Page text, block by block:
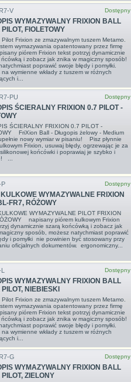
Dostępny
V
WYMAZYWALNY FRIXION BALL
FIOLETOWY
Pilot Frixion ze zmazywalnym tuszem Metamo.
wymazywania opatentowany przez firmę
piórem Frixion tekst potrzyj dynamicznie
i zobacz jak znika w magiczny sposób!
poprawić swoje błędy i pomyłki.
na wymienne wkłady z tuszem w różnych
i...
Dostępny
PU
ŚCIERALNY FRIXION 0.7 PILOT -
ŚCIERALNY FRIXION 0.7 PILOT -
FriXion Ball - Długopis żelowy - Medium
nowy wymiar w pisaniu! Pisz płynnie
Frixion, usuwaj błędy, ogrzewając je za
końcówki i poprawiaj je szybko i
...
Dostępny
WYMAZYWALNE FRIXION
FR7, RÓŻOWY
WYMAZYWALNE PILOT FRIXION
napisany piórem kulkowym Frixion
dynamicznie szarą końcówką i zobacz jak
sposób, możesz natychmiast poprawić
i pomyłki nie powinien być stosowany przy
oficjalnych dokumentów. ergonomiczny...
Dostępny
WYMAZYWALNY FRIXION BALL
NIEBIESKI
Pilot Frixion ze zmazywalnym tuszem Metamo.
wymazywania opatentowany przez firmę
piórem Frixion tekst potrzyj dynamicznie
i zobacz jak znika w magiczny sposób!
poprawić swoje błędy i pomyłki.
na wymienne wkłady z tuszem w różnych
i...
Dostępny
G
WYMAZYWALNY FRIXION BALL
ZIELONY